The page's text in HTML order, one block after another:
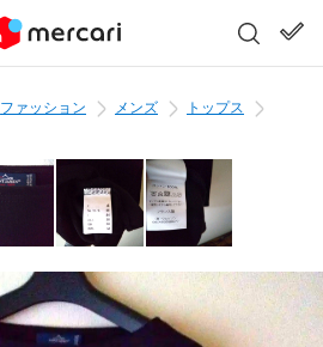
ファッション メンズ
トップス